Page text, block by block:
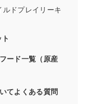
ドプレイリーキ
ード一覧 （原産
てよくある質問